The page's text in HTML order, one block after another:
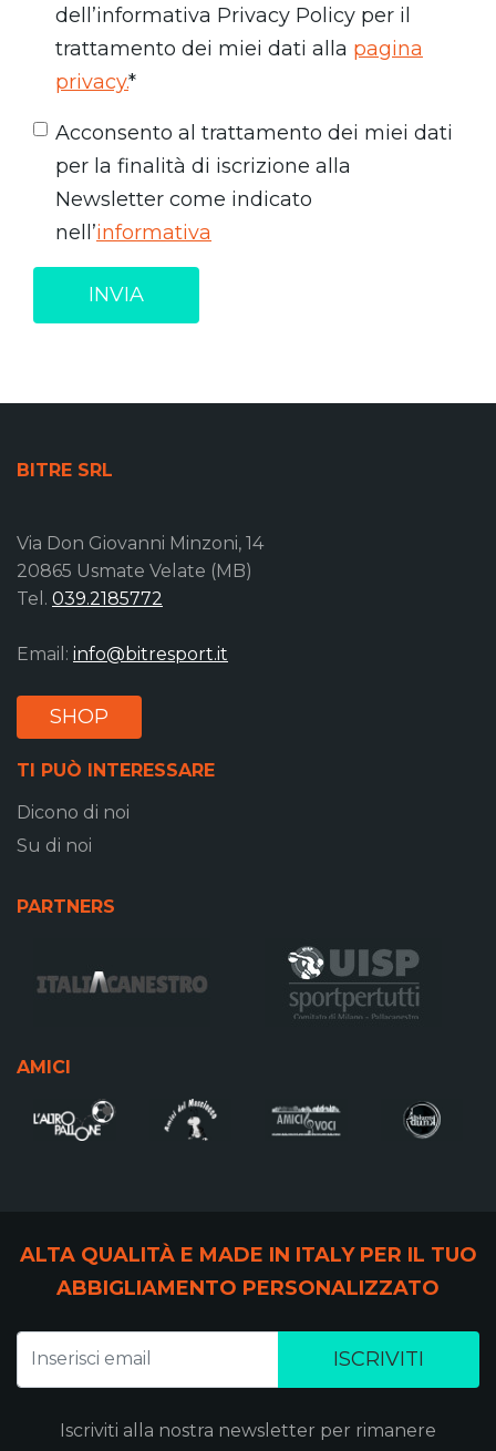
dell’informativa Privacy Policy per il
trattamento dei miei dati alla pagina
privacy.*
Acconsento al trattamento dei miei dati
per la finalità di iscrizione alla
Newsletter come indicato
nell’informativa
INVIA
BITRE SRL
Via Don Giovanni Minzoni, 14
20865 Usmate Velate (MB)
Tel. 039.2185772
Email: info@bitresport.it
SHOP
TI PUÒ INTERESSARE
Dicono di noi
Su di noi
PARTNERS
AMICI
ALTA QUALITÀ E MADE IN ITALY PER IL TUO
ABBIGLIAMENTO PERSONALIZZATO
ISCRIVITI
Iscriviti alla nostra newsletter per rimanere